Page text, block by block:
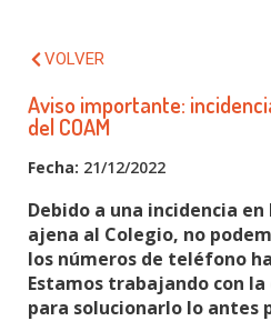
VOLVER
Aviso importante:
del COAM
Fecha: 21/12/2022
Debido a una incidencia
ajena al Colegio, no
los números de teléfono
Estamos trabajando con
para solucionarlo lo antes